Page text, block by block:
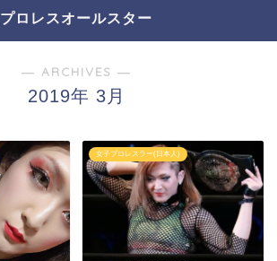
プロレスオールスター
― ARCHIVES ―
2019年 3月
女子プロレスラー(日本人)